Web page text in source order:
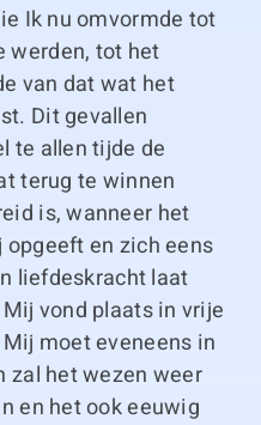
Ik nu omvormde tot
werden, tot het
van dat wat het
Dit gevallen
te allen tijde de
terug te winnen
is, wanneer het
en zich eens
liefdeskracht laat
vond plaats in vrije
moet eveneens in
zal het wezen weer
en het ook eeuwig